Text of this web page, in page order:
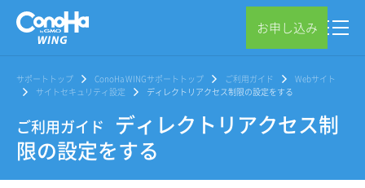
お申し込み
サポートトップ ConoHa WINGサポートトップ ご利用ガイド
Webサイト
サイトセキュリティ設定
ディレクトリアクセス制限の設定をする
ご利用ガイド
ディレクトリアクセス制
限の設定をする